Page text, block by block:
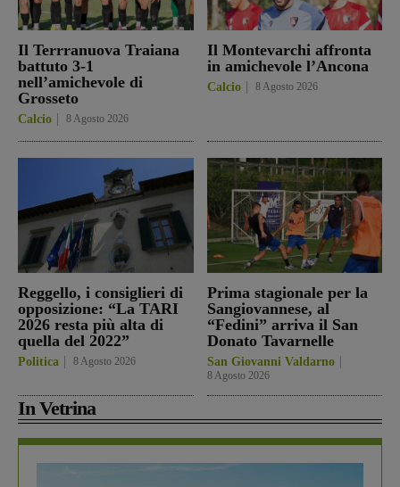
Il Terrranuova Traiana
battuto 3-1
nell’amichevole di
Grosseto
Calcio 8 Agosto 2026
Il Montevarchi affronta
in amichevole l’Ancona
Calcio 8 Agosto 2026
Reggello, i consiglieri di
opposizione: “La TARI
2026 resta più alta di
quella del 2022”
Politica 8 Agosto 2026
Prima stagionale per la
Sangiovannese, al
“Fedini” arriva il San
Donato Tavarnelle
San Giovanni Valdarno
8 Agosto 2026
In Vetrina